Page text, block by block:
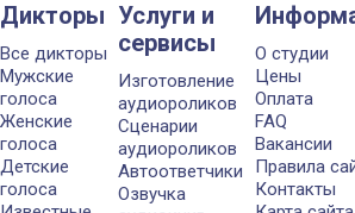
Дикторы
Все дикторы
Мужские
голоса
Женские
голоса
Детские
голоса
Услуги и
сервисы
Изготовление
аудиороликов
Сценарии
аудиороликов
Автоответчики
Озвучка
О студии
Цены
Оплата
FAQ
Вакансии
Правила
Контакты